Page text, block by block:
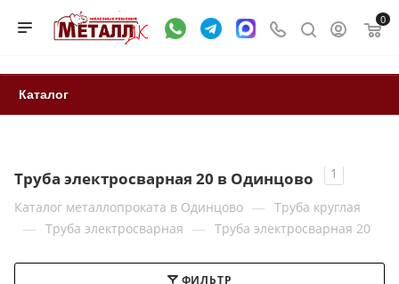
0
Каталог
Труба электросварная 20 в Одинцово
1
Каталог металлопроката в Одинцово — Труба круглая
— Труба электросварная — Труба электросварная 20
ФИЛЬТР